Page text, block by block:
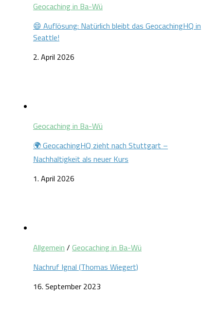
Geocaching in Ba-Wü
😄 Auflösung: Natürlich bleibt das GeocachingHQ in
Seattle!
2. April 2026
Geocaching in Ba-Wü
🌍 GeocachingHQ zieht nach Stuttgart –
Nachhaltigkeit als neuer Kurs
1. April 2026
Allgemein / Geocaching in Ba-Wü
Nachruf Ignal (Thomas Wiegert)
16. September 2023